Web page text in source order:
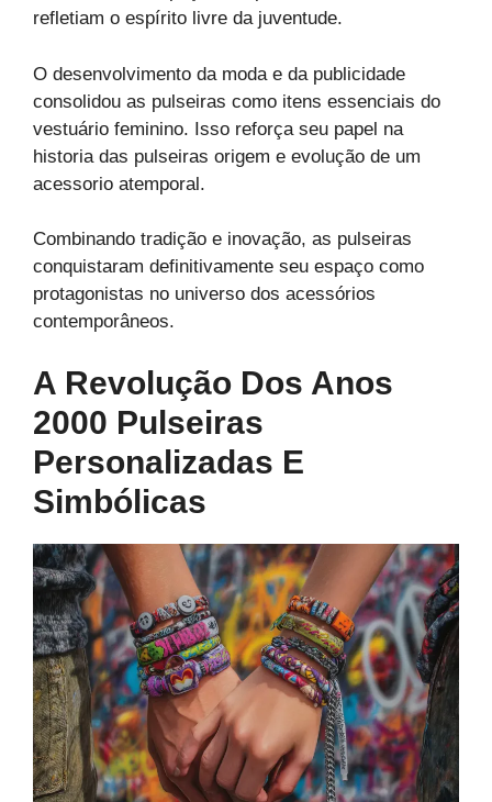
refletiam o espírito livre da juventude.
O desenvolvimento da moda e da publicidade
consolidou as pulseiras como itens essenciais do
vestuário feminino. Isso reforça seu papel na
historia das pulseiras origem e evolução de um
acessorio atemporal.
Combinando tradição e inovação, as pulseiras
conquistaram definitivamente seu espaço como
protagonistas no universo dos acessórios
contemporâneos.
A Revolução Dos Anos
2000 Pulseiras
Personalizadas E
Simbólicas